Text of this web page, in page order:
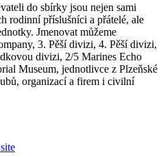
do sbírky jsou nejen sami
rodinní příslušníci a přátelé, ale
Jmenovat můžeme
3. Pěší divizi, 4. Pěší divizi,
divizi, 2/5 Marines Echo
Museum, jednotlivce z Plzeňské
organizací a firem i civilní